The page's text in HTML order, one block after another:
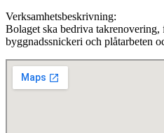
Verksamhetsbeskrivning:
Bolaget ska bedriva takrenovering,
byggnadssnickeri och plåtarbeten